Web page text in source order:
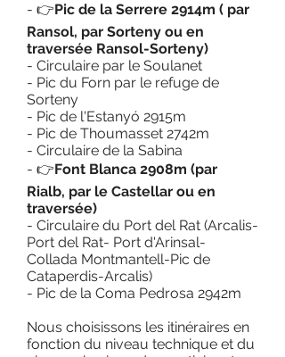
- 👉Pic de la Serrere 2914m ( par
Ransol, par Sorteny ou en
traversée Ransol-Sorteny)
- Circulaire par le Soulanet
- Pic du Forn par le refuge de
Sorteny
- Pic de l'Estanyó 2915m
- Pic de Thoumasset 2742m
- Circulaire de la Sabina
- 👉Font Blanca 2908m (par
Rialb, par le Castellar ou en
traversée)
- Circulaire du Port del Rat (Arcalis-
Port del Rat- Port d'Arinsal-
Collada Montmantell-Pic de
Cataperdis-Arcalis)
- Pic de la Coma Pedrosa 2942m
Nous choisissons les itinéraires en
fonction du niveau technique et du